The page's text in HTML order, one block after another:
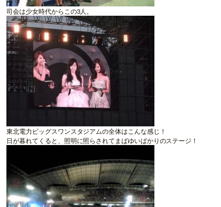
司会は少女時代からこの3人。
東北電力ビッグスワンスタジアムの全体はこんな感じ！
日が暮れてくると、照明に照らされてまばゆいばかりのステージ！